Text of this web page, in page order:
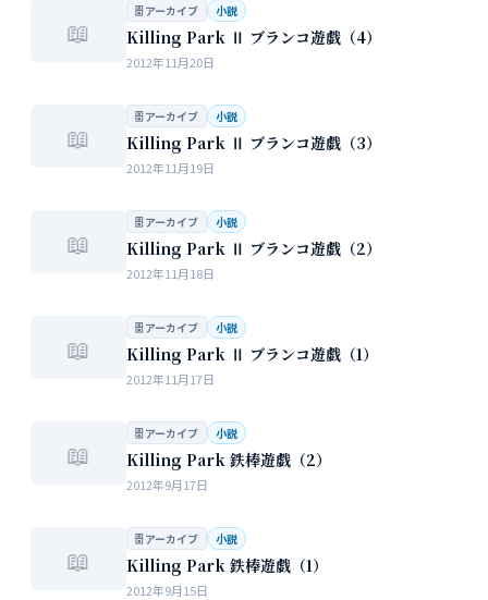
📖
🗄 アーカイブ 小説
Killing Park Ⅱ ブランコ遊戯（4）
2012年11月20日
📖
🗄 アーカイブ 小説
Killing Park Ⅱ ブランコ遊戯（3）
2012年11月19日
📖
🗄 アーカイブ 小説
Killing Park Ⅱ ブランコ遊戯（2）
2012年11月18日
📖
🗄 アーカイブ 小説
Killing Park Ⅱ ブランコ遊戯（1）
2012年11月17日
📖
🗄 アーカイブ 小説
Killing Park 鉄棒遊戯（2）
2012年9月17日
📖
🗄 アーカイブ 小説
Killing Park 鉄棒遊戯（1）
2012年9月15日